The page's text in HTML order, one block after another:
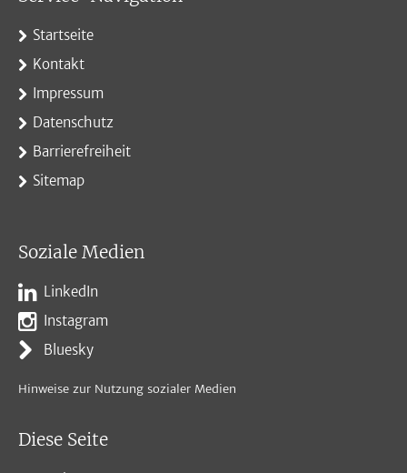
Startseite
Kontakt
Impressum
Datenschutz
Barrierefreiheit
Sitemap
Soziale Medien
LinkedIn
Instagram
Bluesky
Hinweise zur Nutzung sozialer Medien
Diese Seite